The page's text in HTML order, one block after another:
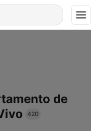
de
420